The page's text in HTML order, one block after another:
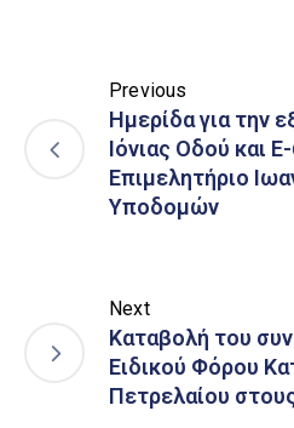
Previous
Ημερίδα για την
Ιόνιας Οδού και
Επιμελητήριο
Υποδομών
Next
Καταβολή του
Ειδικού Φόρου
Πετρελαίου